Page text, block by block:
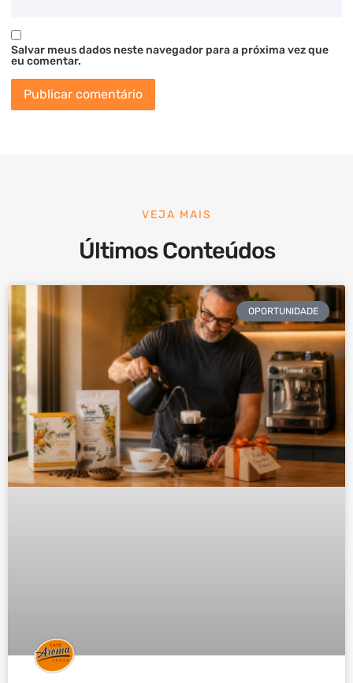
Salvar meus dados neste navegador para a próxima vez que
eu comentar.
VEJA MAIS
Últimos Conteúdos
OPORTUNIDADE